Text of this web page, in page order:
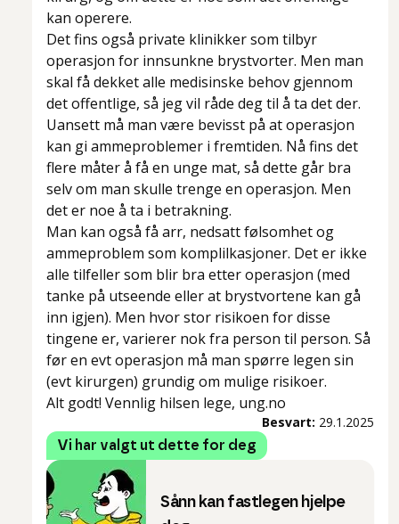
kan operere.
Det fins også private klinikker som tilbyr
operasjon for innsunkne brystvorter. Men man
skal få dekket alle medisinske behov gjennom
det offentlige, så jeg vil råde deg til å ta det der.
Uansett må man være bevisst på at operasjon
kan gi ammeproblemer i fremtiden. Nå fins det
flere måter å få en unge mat, så dette går bra
selv om man skulle trenge en operasjon. Men
det er noe å ta i betrakning.
Man kan også få arr, nedsatt følsomhet og
ammeproblem som komplilkasjoner. Det er ikke
alle tilfeller som blir bra etter operasjon (med
tanke på utseende eller at brystvortene kan gå
inn igjen). Men hvor stor risikoen for disse
tingene er, varierer nok fra person til person. Så
før en evt operasjon må man spørre legen sin
(evt kirurgen) grundig om mulige risikoer.
Alt godt! Vennlig hilsen lege, ung.no
Besvart: 29.1.2025
Vi har valgt ut dette for deg
Sånn kan fastlegen hjelpe